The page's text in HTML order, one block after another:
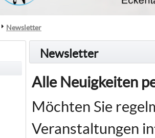
Newsletter
Newsletter
Alle Neuigkeiten
Möchten Sie
Veranstaltungen